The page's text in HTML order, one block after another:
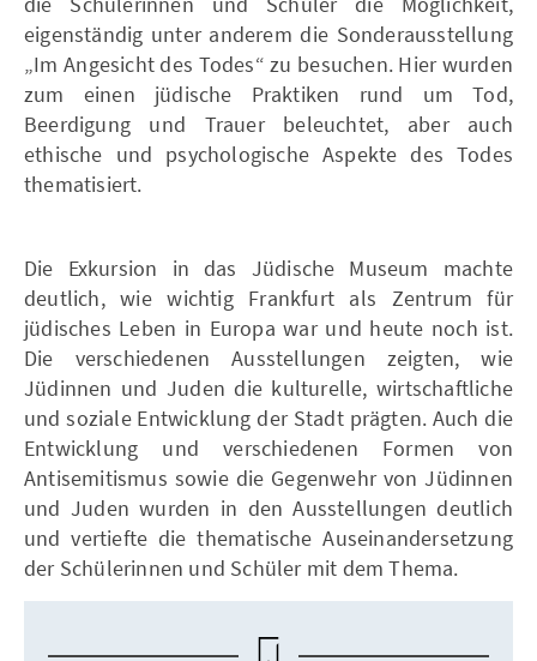
eigenständig unter anderem die Sonderausstellung
„Im Angesicht des Todes“ zu besuchen. Hier wurden
zum einen jüdische Praktiken rund um Tod,
Beerdigung und Trauer beleuchtet, aber auch
ethische und psychologische Aspekte des Todes
thematisiert.
Die Exkursion in das Jüdische Museum machte
deutlich, wie wichtig Frankfurt als Zentrum für
jüdisches Leben in Europa war und heute noch ist.
Die verschiedenen Ausstellungen zeigten, wie
Jüdinnen und Juden die kulturelle, wirtschaftliche
und soziale Entwicklung der Stadt prägten. Auch die
Entwicklung und verschiedenen Formen von
Antisemitismus sowie die Gegenwehr von Jüdinnen
und Juden wurden in den Ausstellungen deutlich
und vertiefte die thematische Auseinandersetzung
der Schülerinnen und Schüler mit dem Thema.